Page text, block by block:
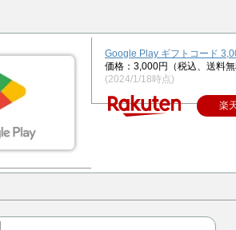
Google Play ギフトコード
価格：3,000円（税込、送料
(2024/1/18時点)
楽